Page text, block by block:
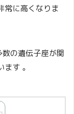
常に高くなりま
数の遺伝子座が関
ます 。